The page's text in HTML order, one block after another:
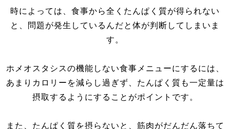
時によっては、食事から全くたんぱく質が得られない
と、問題が発生しているんだと体が判断してしまいま
す。
ホメオスタシスの機能しない食事メニューにするには、
あまりカロリーを減らし過ぎず、たんぱく質も一定量は
摂取するようにすることがポイントです。
また、たんぱく質を摂らないと、筋肉がだんだん落ちて